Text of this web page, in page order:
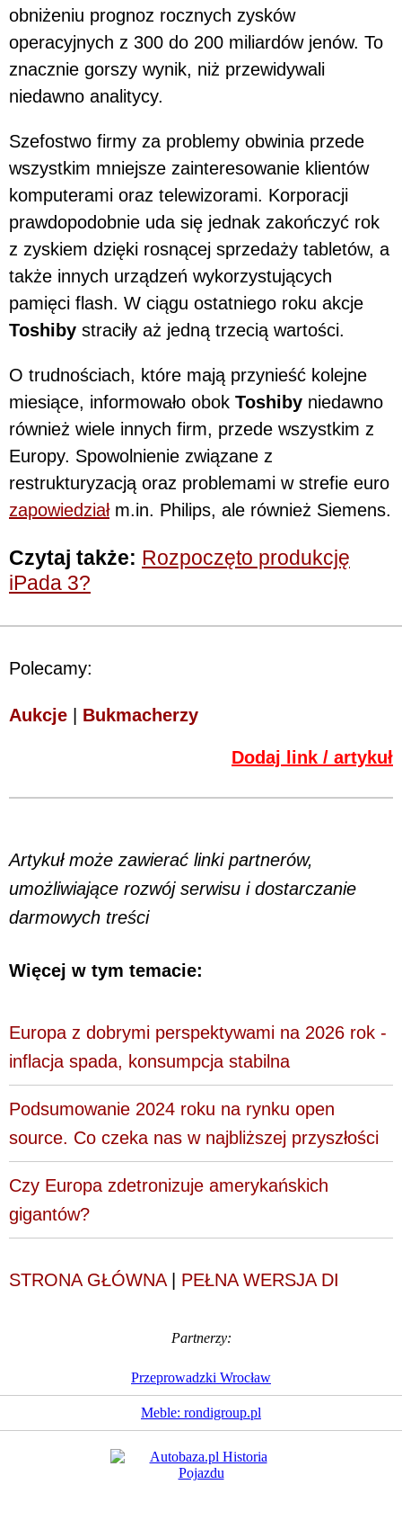
obniżeniu prognoz rocznych zysków
operacyjnych z 300 do 200 miliardów jenów. To
znacznie gorszy wynik, niż przewidywali
niedawno analitycy.
Szefostwo firmy za problemy obwinia przede
wszystkim mniejsze zainteresowanie klientów
komputerami oraz telewizorami. Korporacji
prawdopodobnie uda się jednak zakończyć rok
z zyskiem dzięki rosnącej sprzedaży tabletów, a
także innych urządzeń wykorzystujących
pamięci flash. W ciągu ostatniego roku akcje
Toshiby straciły aż jedną trzecią wartości.
O trudnościach, które mają przynieść kolejne
miesiące, informowało obok Toshiby niedawno
również wiele innych firm, przede wszystkim z
Europy. Spowolnienie związane z
restrukturyzacją oraz problemami w strefie euro
zapowiedziałm.in. Philips, ale również Siemens.
Czytaj także: Rozpoczęto produkcję
iPada 3?
Polecamy:
Aukcje Bukmacherzy
Dodaj link / artykuł
Artykuł może zawierać linki partnerów,
umożliwiające rozwój serwisu i dostarczanie
darmowych treści
Więcej w tym temacie:
Europa z dobrymi perspektywami na 2026 rok -
inflacja spada, konsumpcja stabilna
Podsumowanie 2024 roku na rynku open
source. Co czeka nas w najbliższej przyszłości
Czy Europa zdetronizuje amerykańskich
gigantów?
STRONA GŁÓWNA| PEŁNA WERSJA DI
Partnerzy:
Przeprowadzki Wrocław
Meble: rondigroup.pl